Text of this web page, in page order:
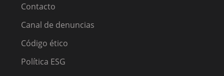
Contacto
Canal de denuncias
Código ético
Política ESG